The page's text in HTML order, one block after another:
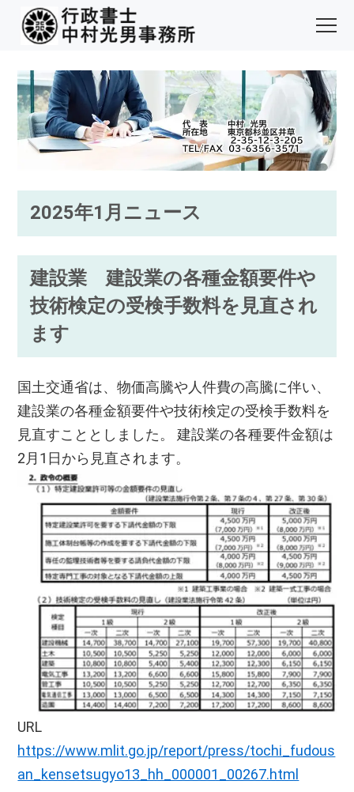
2025年1月ニュース
建設業 建設業の各種金額要件や
技術検定の受検手数料を見直され
ます
国土交通省は、物価高騰や人件費の高騰に伴い、
建設業の各種金額要件や技術検定の受検手数料を
見直すこととしました。 建設業の各種要件金額は
2月1日から見直されます。
URL
https://www.mlit.go.jp/report/press/tochi_fudous
an_kensetsugyo13_hh_000001_00267.html